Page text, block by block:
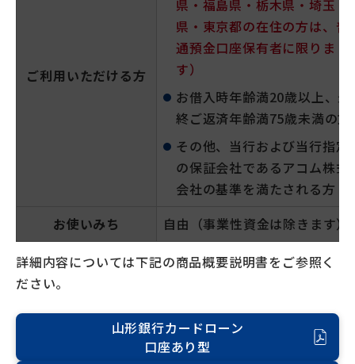
ご利用いただける方
県・福島県・栃木県・埼玉
県・東京都の在住の方は、普
通預金口座保有者に限りま
す）
お借入時年齢満20歳以上、最
終ご返済年齢満75歳未満の方
その他、当行および当行指定
の保証会社であるアコム株式
会社の基準を満たされる方
お使いみち
自由（事業性資金は除きます）
詳細内容については下記の商品概要説明書をご参照く
ださい。
山形銀行カードローン
口座あり型